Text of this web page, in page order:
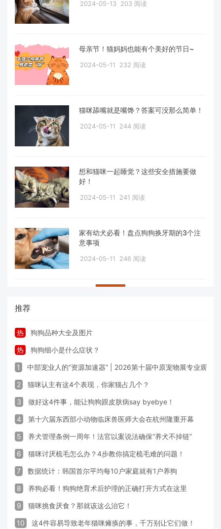
2024-05-13 203 阅读
母亲节！猫妈妈也能有个美好的节日~
2024-05-11 232 阅读
猫咪舔嘴就是嘴馋？答案可没那么简单！
2024-05-11 244 阅读
想和猫咪一起睡觉？这些安全措施要做
好！
2024-05-11 241 阅读
家有幼犬必看！盘点狗狗换牙期的3个注
意事项
2024-05-11 246 阅读
推荐
热 狗狗品种大全及图片
热 狗狗细小是什么症状？
1 中部宠业人的“资源加速器” | 2026第十届中原宠物展专业观众
2 猫咪认主有这4个表现，你家猫占几个？
3 做好这4件事，能让狗狗跟皮肤病say byebye！
4 第十六届东西部小动物临床兽医师大会在杭州隆重开幕
5 养犬管理条例一周年！法官以案说法确保“养犬不掉链”
6 猫咪讨厌梳毛怎么办？4步教你搞定梳毛难的问题！
7 数据统计：韩国首尔平均每10户家庭就有1户养狗
8 养狗必看！狗狗绝育术后护理的正确打开方式在这里
9 猫咪挑食厌食？那就该这么治它！
10 这4件容易导致老年猫咪瘫痪的事，千万别让它们做！